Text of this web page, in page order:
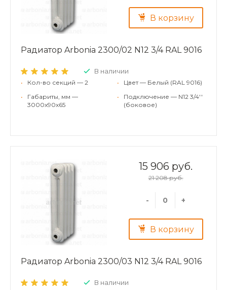
В корзину
Радиатор Arbonia 2300/02 N12 3/4 RAL 9016
В наличии
•
Кол-во секций — 2
•
Габариты, мм —
3000x90x65
•
Цвет — Белый (RAL 9016)
•
Подключение — N12 3/4''
(боковое)
15 906 руб.
21 208 руб.
- +
В корзину
Радиатор Arbonia 2300/03 N12 3/4 RAL 9016
В наличии